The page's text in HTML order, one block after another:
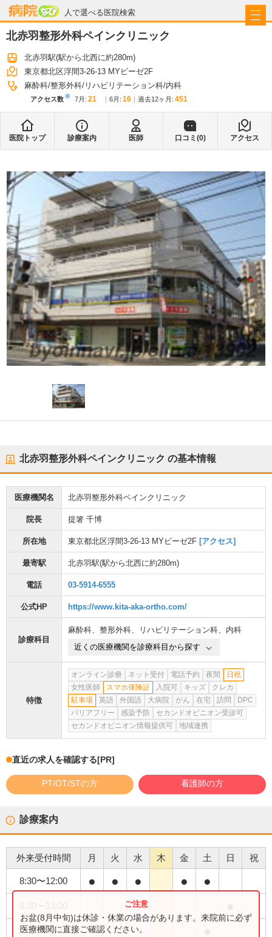
人で選べる医院検索
病院なび
北赤羽整形外科ペインクリニック
北赤羽駅(駅から北西に約280m)
東京都北区浮間3-26-13 MYビーゼ2F
麻酔科 整形外科 リハビリテーション科 内科
アクセス数※ 7月 : 21 6月 : 16 過去12ヶ月: 451
医院トップ 診療案内 医師 口コミ(0) アクセス
北赤羽整形外科ペインクリニック の基本情報
医療機関名 北赤羽整形外科ペインクリニック
院長 提箸 千博
所在地 東京都北区浮間3-26-13 MYビーゼ2F [アクセス]
最寄駅 北赤羽駅(駅から北西に約280m)
電話 03-5914-6555
公式HP https://www.kita-aka-ortho.com/
診療科目
麻酔科、 整形外科、 リハビリテーション科、 内科
近くの医療機関を診療科目から探す
特徴
オンライン診療 ネット受付 電話予約 夜間
日祝
女性医師
スマホ保険証 入院可 キッズ
クレカ
駐車場
英語 外国語 大病院 がん 在宅 訪問
DPC
バリアフリー
感染予防
セカンドオピニオン受診可
セカンドオピニオン情報提供可
地域連携
直近の求人を確認する[PR]
PT/OT/STの方 看護師の方
診療案内
外来受付時間 月 火 水 木 金 土 日 祝
8:30〜12:00 ● ● ● ● ●
13:30〜17:00
お盆(8月中旬)は休診・休業の場合があります。来院前に必ず
医療機関に直接ご確認ください。